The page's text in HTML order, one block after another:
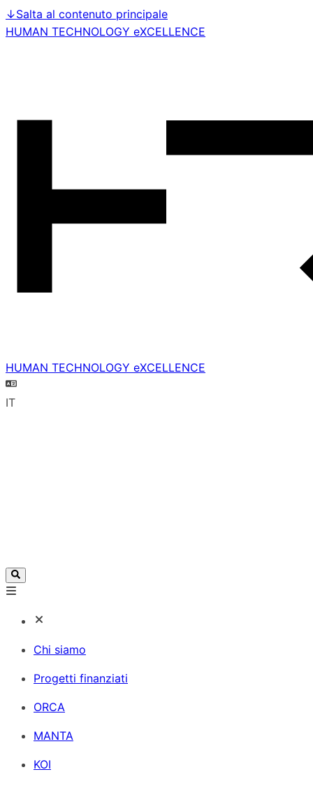
↓Salta al contenuto principale
HUMAN TECHNOLOGY eXCELLENCE
HUMAN TECHNOLOGY eXCELLENCE
IT
Chi siamo
Progetti finanziati
ORCA
MANTA
KOI